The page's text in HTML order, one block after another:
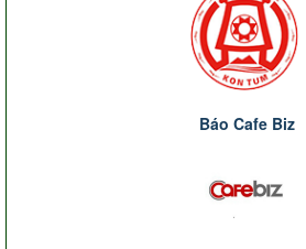
Báo Cafe Biz